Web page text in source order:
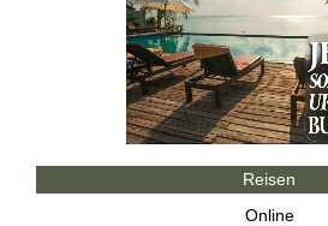
Reisen
Online